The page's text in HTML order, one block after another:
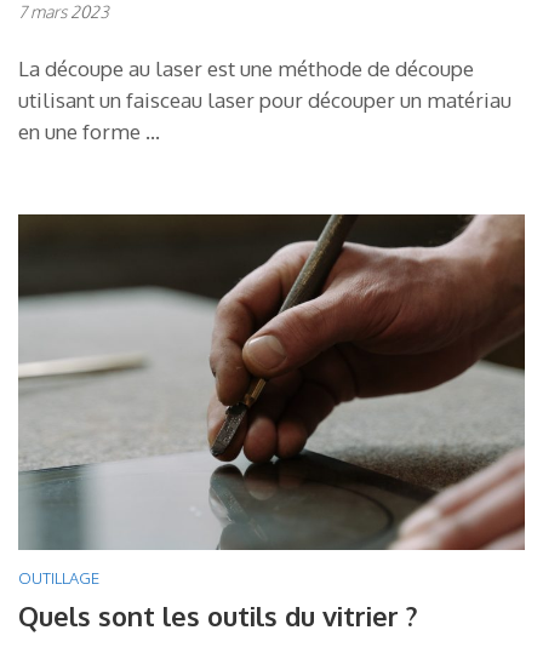
7 mars 2023
La découpe au laser est une méthode de découpe
utilisant un faisceau laser pour découper un matériau
en une forme …
OUTILLAGE
Quels sont les outils du vitrier ?